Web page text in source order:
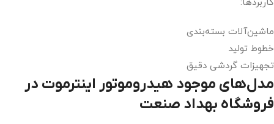
کاربردها:
ماشین‌آلات بسته‌بندی
خطوط تولید
تجهیزات گردشی دقیق
مدل‌های موجود هیدروموتور اینترموت در
فروشگاه بهداد صنعت